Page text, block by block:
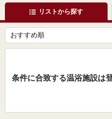
リストから探す
条件に合致する温浴施設は